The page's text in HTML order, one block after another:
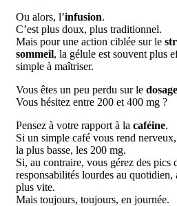
Ou alors, l’infusion.
C’est plus doux, plus traditionnel.
Mais pour une action ciblée sur le
sommeil, la gélule est souvent plus
simple à maîtriser.
Vous êtes un peu perdu sur le dosage
Vous hésitez entre 200 et 400 mg ?
Pensez à votre rapport à la caféine.
Si un simple café vous rend
la plus basse, les 200 mg.
Si, au contraire, vous gérez des pics
responsabilités lourdes au
plus vite.
Mais toujours, toujours, en journée.